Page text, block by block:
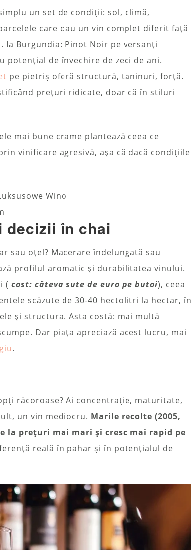
un set de condiții: sol, climă,
care dau un vin complet diferit față
Ia Burgundia: Pinot Noir pe versanți
potențial de învechire de zeci de ani.
pe pietriș oferă structură, taninuri, forță.
prețuri ridicate, doar că în stiluri
mai bune crame plantează ceea ce
vinificare agresivă, așa că dacă condițiile
decizii în chai
sau oțel? Macerare îndelungată sau
profilul aromatic și durabilitatea vinului.
( cost: câteva sute de euro pe butoi), ceea
scăzute de 30-40 hectolitri la hectar, în
și structura. Asta costă: mai multă
Dar piața apreciază acest lucru, mai
.
răcoroase? Ai concentrație, maturitate,
un vin mediocru. Marile recolte (2005,
la prețuri mai mari și cresc mai rapid pe
reală în pahar și în potențialul de